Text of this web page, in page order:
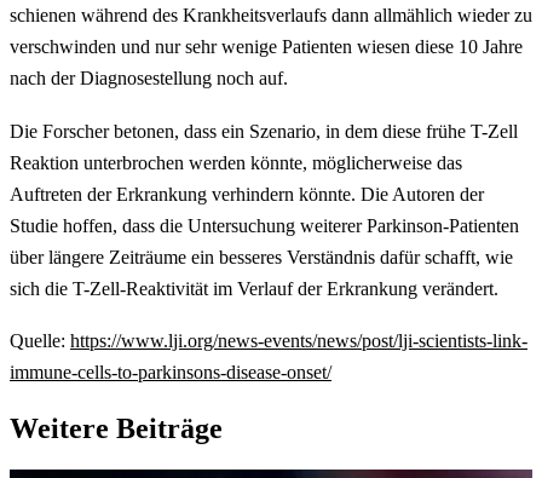
schienen während des Krankheitsverlaufs dann allmählich wieder zu
verschwinden und nur sehr wenige Patienten wiesen diese 10 Jahre
nach der Diagnosestellung noch auf.
Die Forscher betonen, dass ein Szenario, in dem diese frühe T-Zell
Reaktion unterbrochen werden könnte, möglicherweise das
Auftreten der Erkrankung verhindern könnte. Die Autoren der
Studie hoffen, dass die Untersuchung weiterer Parkinson-Patienten
über längere Zeiträume ein besseres Verständnis dafür schafft, wie
sich die T-Zell-Reaktivität im Verlauf der Erkrankung verändert.
Quelle: https://www.lji.org/news-events/news/post/lji-scientists-link-
immune-cells-to-parkinsons-disease-onset/
Weitere Beiträge